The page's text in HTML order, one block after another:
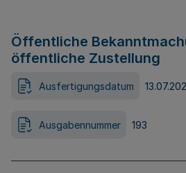
Öffentliche
öffentliche Zustellung
Ausfertigungsdatum
Ausgabennummer 193